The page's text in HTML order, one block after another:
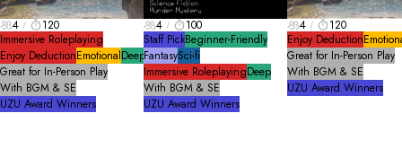
4
120
Immersive Roleplaying
Enjoy DeductionEmotionalDeep
Great for In-Person Play
With BGM & SE
UZU Award Winners
4
100
Staff PickBeginner-Friendly
FantasySci-fi
Immersive RoleplayingDeep
With BGM & SE
UZU Award Winners
4
120
Enjoy Deduction
Great for In-Person Play
With BGM & SE
UZU Award Winners